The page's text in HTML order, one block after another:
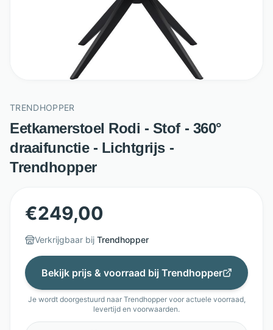
TRENDHOPPER
Eetkamerstoel Rodi - Stof - 360°
draaifunctie - Lichtgrijs -
Trendhopper
€249,00
Verkrijgbaar bij Trendhopper
Bekijk prijs & voorraad bij Trendhopper
Je wordt doorgestuurd naar Trendhoppervoor actuele voorraad,
levertijd en voorwaarden.